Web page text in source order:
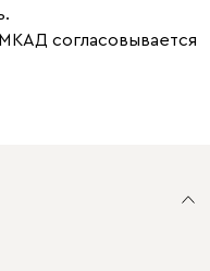
согласовывается